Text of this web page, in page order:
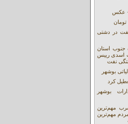
+ عکس
در دشتی
جنوب استان
اسدی رییس
نفت
بوشهر
کرد
بوشهر
مهم‌ترین
مهم‌ترین